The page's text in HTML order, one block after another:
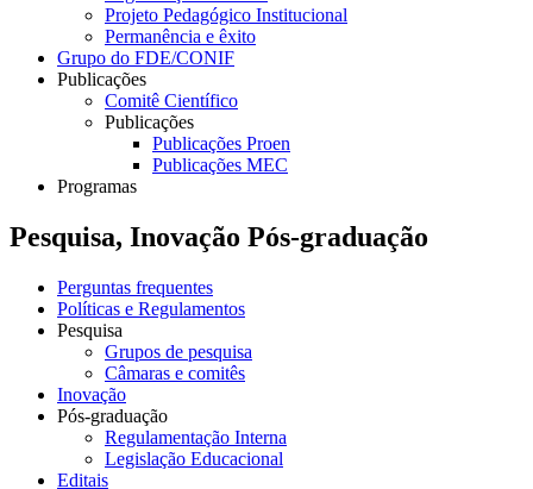
Projeto Pedagógico Institucional
Permanência e êxito
Grupo do FDE/CONIF
Publicações
Comitê Científico
Publicações
Publicações Proen
Publicações MEC
Programas
Pesquisa, Inovação Pós-graduação
Perguntas frequentes
Políticas e Regulamentos
Pesquisa
Grupos de pesquisa
Câmaras e comitês
Inovação
Pós-graduação
Regulamentação Interna
Legislação Educacional
Editais